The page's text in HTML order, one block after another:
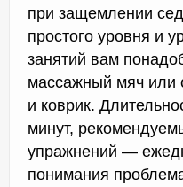
при защемлении
простого уровня и
занятий вам
массажный мяч или
и коврик.
минут,
упражнений —
понимания